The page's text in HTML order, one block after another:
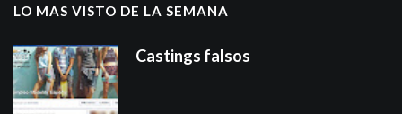
LO MAS VISTO DE LA SEMANA
Castings falsos